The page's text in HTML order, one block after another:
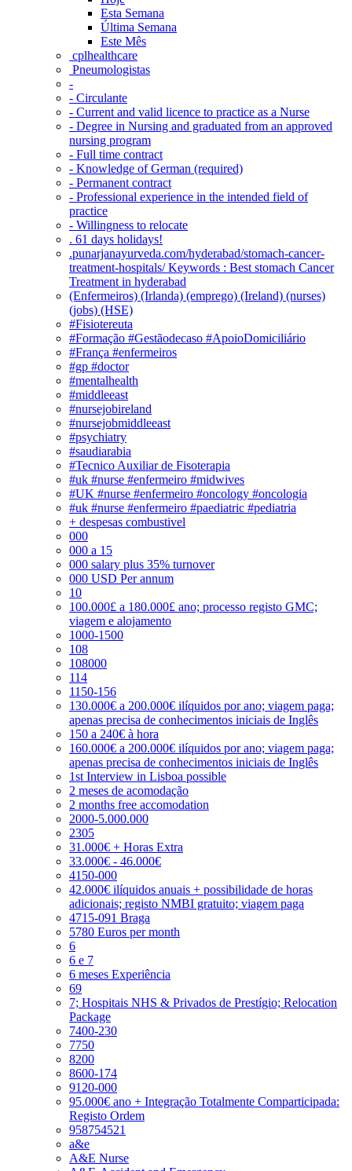
Esta Semana
Última Semana
Este Mês
‎ cplhealthcare‬
Pneumologistas
-
- Circulante
- Current and valid licence to practice as a Nurse
- Degree in Nursing and graduated from an approved
nursing program
- Full time contract
- Knowledge of German (required)
- Permanent contract
- Professional experience in the intended field of
practice
- Willingness to relocate
. 61 days holidays!
.punarjanayurveda.com/hyderabad/stomach-cancer-
treatment-hospitals/ Keywords : Best stomach Cancer
Treatment in hyderabad
(Enfermeiros) (Irlanda) (emprego) (Ireland) (nurses)
(jobs) (HSE)
#Fisiotereuta
#Formação #Gestãodecaso #ApoioDomiciliário
#França #enfermeiros
#gp #doctor
#mentalhealth
#middleeast
#nursejobireland
#nursejobmiddleeast
#psychiatry
#saudiarabia
#Tecnico Auxiliar de Fisoterapia
#uk #nurse #enfermeiro #midwives
#UK #nurse #enfermeiro #oncology #oncologia
#uk #nurse #enfermeiro #paediatric #pediatria
+ despesas combustivel
000
000 a 15
000 salary plus 35% turnover
000 USD Per annum
10
100.000£ a 180.000£ ano; processo registo GMC;
viagem e alojamento
1000-1500
108
108000
114
1150-156
130.000€ a 200.000€ ilíquidos por ano; viagem paga;
apenas precisa de conhecimentos iniciais de Inglês
150 a 240€ à hora
160.000€ a 200.000€ ilíquidos por ano; viagem paga;
apenas precisa de conhecimentos iniciais de Inglês
1st Interview in Lisboa possible
2 meses de acomodação
2 months free accomodation
2000-5.000.000
2305
31.000€ + Horas Extra
33.000€ - 46.000€
4150-000
42.000€ ilíquidos anuais + possibilidade de horas
adicionais; registo NMBI gratuito; viagem paga
4715-091 Braga
5780 Euros per month
6
6 e 7
6 meses Experiência
69
7; Hospitais NHS & Privados de Prestígio; Relocation
Package
7400-230
7750
8200
8600-174
9120-000
95.000€ ano + Integração Totalmente Comparticipada:
Registo Ordem
958754521
a&e
A&E Nurse